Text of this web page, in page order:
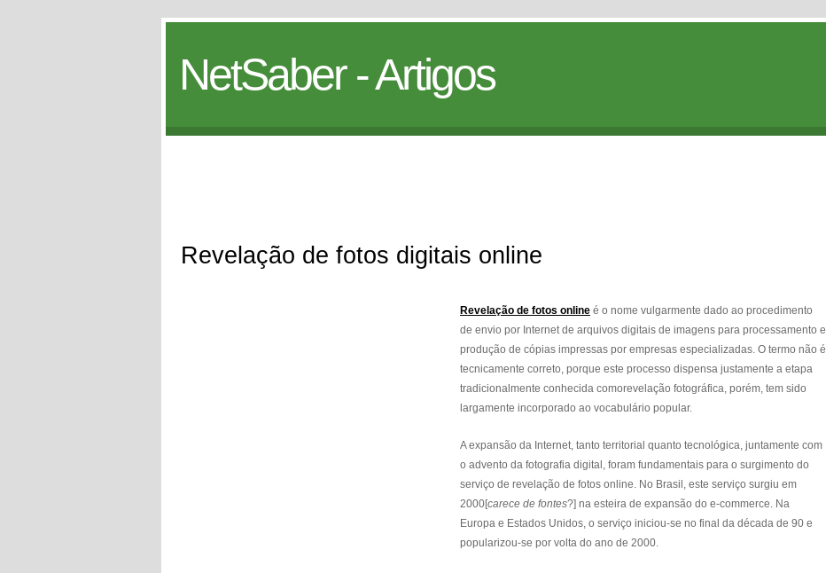
NetSaber - Artigos
Revelação de fotos digitais online
Revelação de fotos online é o nome vulgarmente dado ao procedimento
de envio por Internet de arquivos digitais de imagens para processamento e
produção de cópias impressas por empresas especializadas. O termo não é
tecnicamente correto, porque este processo dispensa justamente a etapa
tradicionalmente conhecida comorevelação fotográfica, porém, tem sido
largamente incorporado ao vocabulário popular.
A expansão da Internet, tanto territorial quanto tecnológica, juntamente com
o advento da fotografia digital, foram fundamentais para o surgimento do
serviço de revelação de fotos online. No Brasil, este serviço surgiu em
2000[carece de fontes?] na esteira de expansão do e-commerce. Na
Europa e Estados Unidos, o serviço iniciou-se no final da década de 90 e
popularizou-se por volta do ano de 2000.